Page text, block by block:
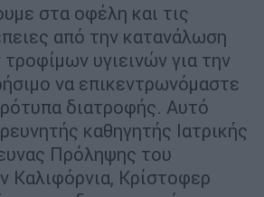
στα οφέλη και τις
από την κατανάλωση
υγιεινών για την
να επικεντρωνόμαστε
διατροφής. Αυτό
καθηγητής Ιατρικής
Πρόληψης του
Καλιφόρνια, Κρίστοφερ